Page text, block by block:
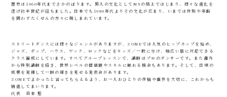
歴史は1960年代までさかのぼります。黒人の文化としてNYの路上ではじまり、様々な進化を
遂げ約半世紀が経ちました。日本でも1980年代よりその文化が広まり、いまでは性別や年齢
を問わずたくせんの方々に親しまれています。
ストリートダンスには様々なジャンルがありますが、ZONEでは人気のヒップホップを始め、
ジャズ、ポップ、ハウス、ワック、ロックなどをキッズ／一般に分け、幅広い層に対応できる
クラス編成にしています。すべてグループレッスンで、講師はプロのダンサーです。また海外
から特別講師を招き、世界レベルの価値観やスキルに触れる機会もあります。そして、日頃の
成果を発揮して一瞬の輝きを見せる発表会があります。
ZONEでよかったと言ってもらえるよう、お一人おひとりの性格や個性を大切に、これからも
精進してまいります。
代表 貝本 堅